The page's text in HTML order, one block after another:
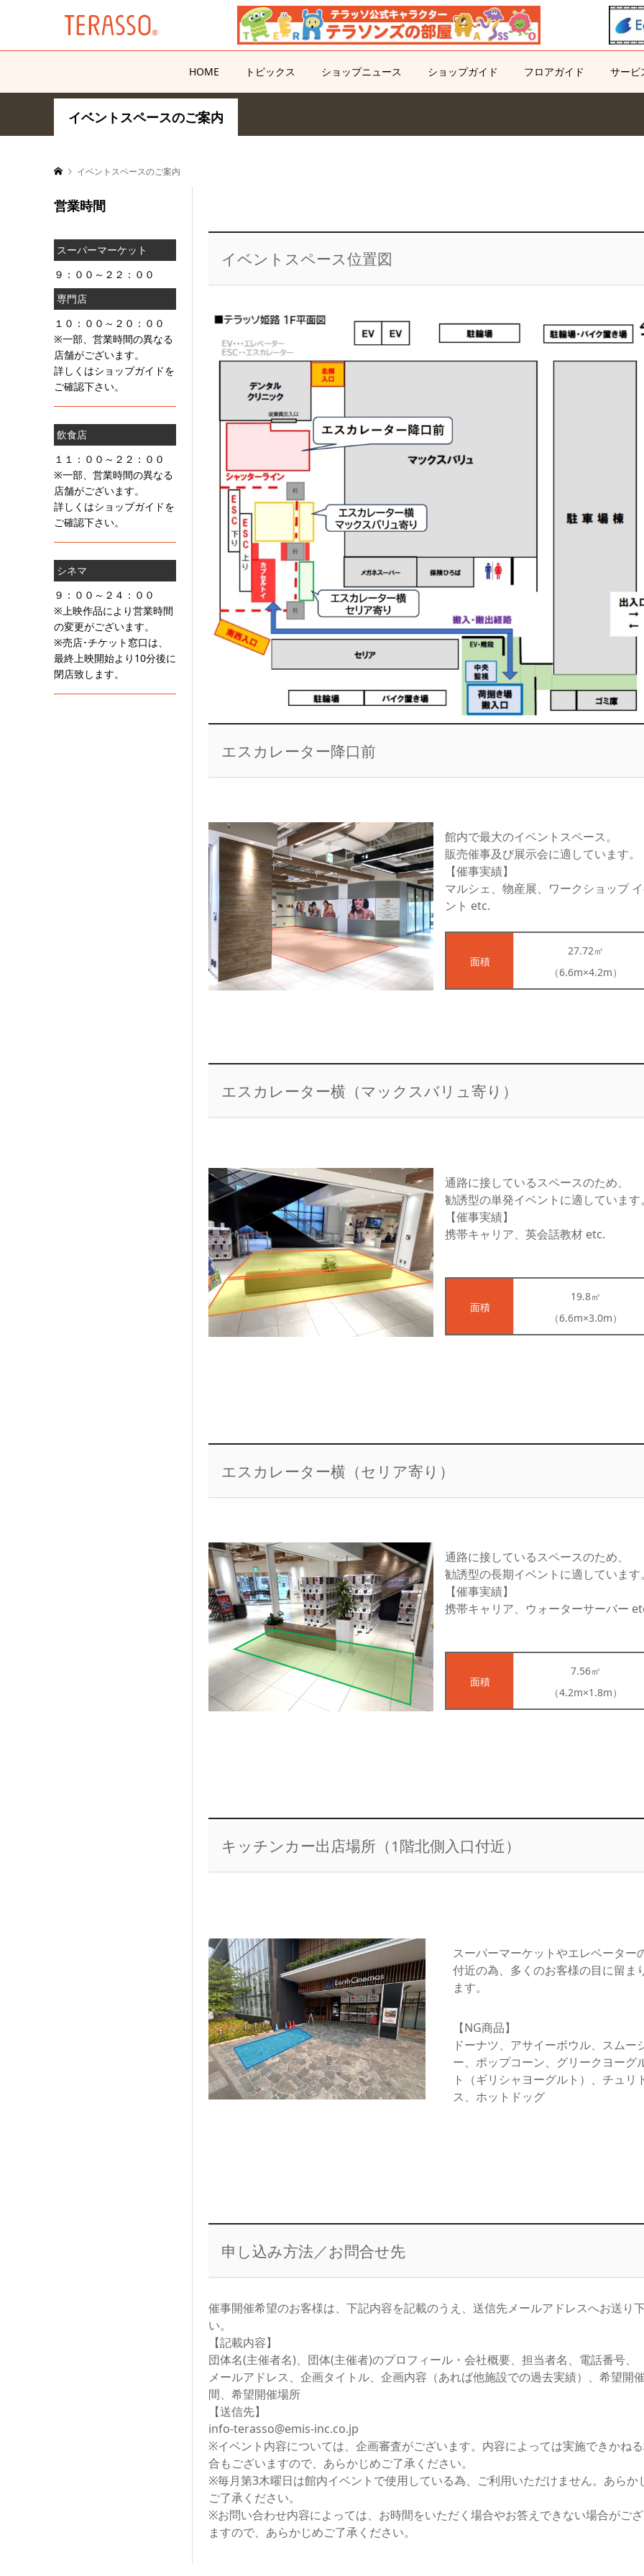
HOME トピックス ショップニュース ショップガイド フロアガイド サービ
イベントスペースのご案内
イベントスペースのご案内
イベントスペース位置図
エスカレーター降口前
館内で最大のイベントスペース。
販売催事及び展示会に適しています。
【催事実績】
マルシェ、物産展、ワークショップ
ント etc.
面積
27.72㎡
（6.6m×4.2m）
エスカレーター横（マックスバリュ寄り）
通路に接しているスペースのため、
勧誘型の単発イベントに適しています
【催事実績】
携帯キャリア、英会話教材 etc.
面積
19.8㎡
（6.6m×3.0m）
エスカレーター横（セリア寄り）
通路に接しているスペースのため、
勧誘型の長期イベントに適しています
【催事実績】
携帯キャリア、ウォーターサーバー
面積
7.56㎡
（4.2m×1.8m）
キッチンカー出店場所（1階北側入口付近）
スーパーマーケットやエレベーター
付近の為、多くのお客様の目に留ま
ます。
【NG商品】
ドーナツ、アサイーボウル、スムー
ー、ポップコーン、グリークヨーグ
ト（ギリシャヨーグルト）、チュリ
ス、ホットドッグ
申し込み方法／お問合せ先
催事開催希望のお客様は、下記内容を記載のうえ、送信先メールアドレスへお送り
い。
【記載内容】
団体名(主催者名)、団体(主催者)のプロフィール・会社概要、担当者名、電話番号、
メールアドレス、企画タイトル、企画内容（あれば他施設での過去実績）、希望開
間、希望開催場所
【送信先】
info-terasso@emis-inc.co.jp
※イベント内容については、企画審査がございます。内容によっては実施できかね
合もございますので、あらかじめご了承ください。
※毎月第3木曜日は館内イベントで使用している為、ご利用いただけません。あらか
ご了承ください。
※お問い合わせ内容によっては、お時間をいただく場合やお答えできない場合がご
ますので、あらかじめご了承ください。
営業時間
スーパーマーケット
９：００～２２：００
専門店
１０：００～２０：００
※一部、営業時間の異なる
店舗がございます。
詳しくはショップガイドを
ご確認下さい。
飲食店
１１：００～２２：００
※一部、営業時間の異なる
店舗がございます。
詳しくはショップガイドを
ご確認下さい。
シネマ
９：００～２４：００
※上映作品により営業時間
の変更がございます。
※売店･チケット窓口は、
最終上映開始より10分後に
閉店致します。